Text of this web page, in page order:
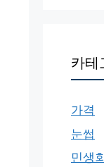
카테
가격
눈썹
민생